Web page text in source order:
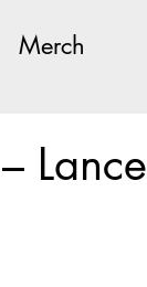
Merch
Lance